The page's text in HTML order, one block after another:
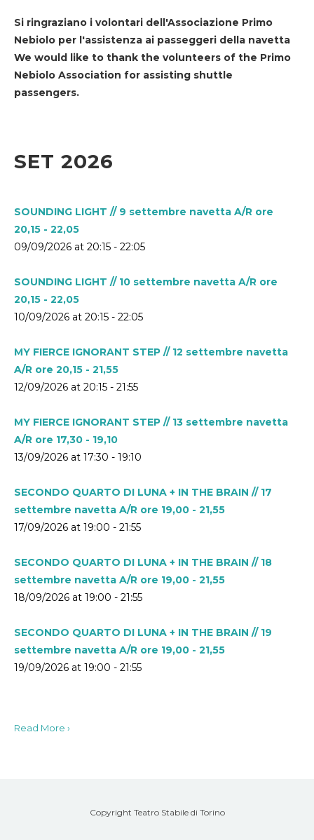
Si ringraziano i volontari dell'Associazione Primo
Nebiolo per l'assistenza ai passeggeri della navetta
We would like to thank the volunteers of the Primo
Nebiolo Association for assisting shuttle
passengers.
SET 2026
SOUNDING LIGHT // 9 settembre navetta A/R ore
20,15 - 22,05
09/09/2026 at 20:15 - 22:05
SOUNDING LIGHT // 10 settembre navetta A/R ore
20,15 - 22,05
10/09/2026 at 20:15 - 22:05
MY FIERCE IGNORANT STEP // 12 settembre navetta
A/R ore 20,15 - 21,55
12/09/2026 at 20:15 - 21:55
MY FIERCE IGNORANT STEP // 13 settembre navetta
A/R ore 17,30 - 19,10
13/09/2026 at 17:30 - 19:10
SECONDO QUARTO DI LUNA + IN THE BRAIN // 17
settembre navetta A/R ore 19,00 - 21,55
17/09/2026 at 19:00 - 21:55
SECONDO QUARTO DI LUNA + IN THE BRAIN // 18
settembre navetta A/R ore 19,00 - 21,55
18/09/2026 at 19:00 - 21:55
SECONDO QUARTO DI LUNA + IN THE BRAIN // 19
settembre navetta A/R ore 19,00 - 21,55
19/09/2026 at 19:00 - 21:55
Read More ›
Copyright Teatro Stabile di Torino